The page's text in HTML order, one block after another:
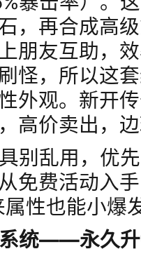
，再合成高
朋友互助，
怪，所以这
外观。新开
价卖出，
别乱用，优
免费活动入
性也能小爆
统——永久